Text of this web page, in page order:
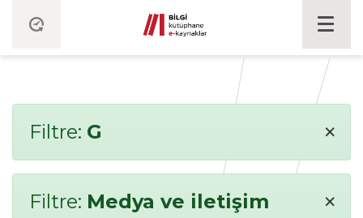
Filtre: G ×
Filtre: Medya ve iletişim ×